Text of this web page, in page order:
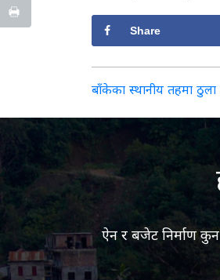
Share
Post
navigation
बाँकेका स्थानीय तहमा
ऐन र बजेट निर्माण कुन